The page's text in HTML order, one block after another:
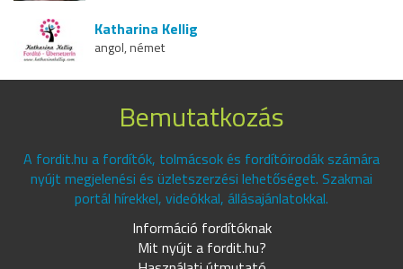
Katharina Kellig
angol, német
Bemutatkozás
A fordit.hu a fordítók, tolmácsok és fordítóirodák számára
nyújt megjelenési és üzletszerzési lehetőséget. Szakmai
portál hírekkel, videókkal, állásajánlatokkal.
Információ fordítóknak
Mit nyújt a fordit.hu?